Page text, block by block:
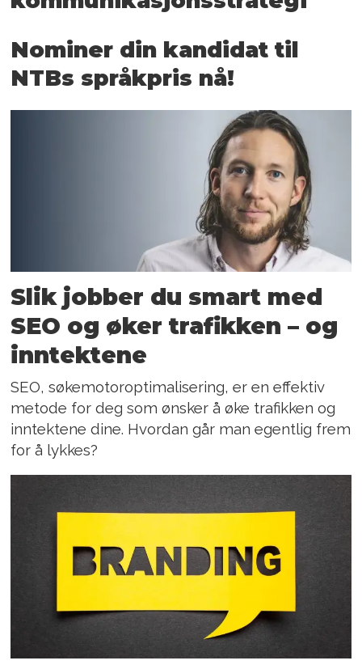
Nominer din kandidat til
NTBs språkpris nå!
Slik jobber du smart med
SEO og øker trafikken – og
inntektene
SEO, søkemotoroptimalisering, er en effektiv
metode for deg som ønsker å øke trafikken og
inntektene dine. Hvordan går man egentlig frem
for å lykkes?